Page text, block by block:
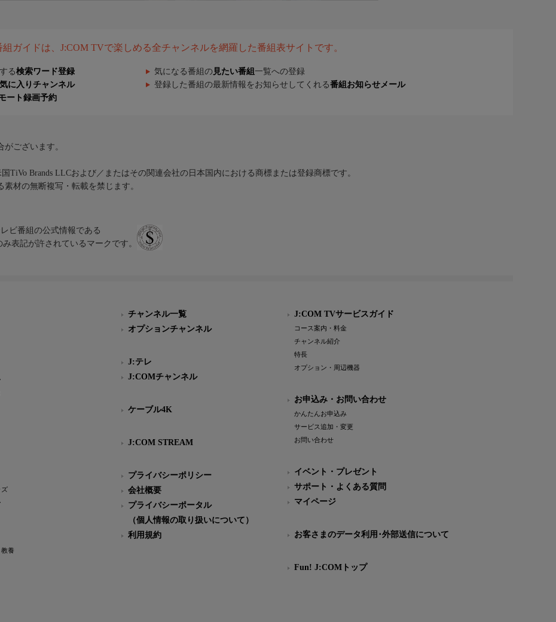
組ガイドは、J:COM TVで楽しめる全チャンネルを網羅した番組表サイトです。
る検索ワード登録 気になる番組の 見たい番組 一覧への登録
に入りチャンネル 登録した番組の最新情報をお知らせしてくれる番組お知らせメール
ート録画予約
ございます。
TiVo Brands LLCおよび／またはその関連会社の日本国内における商標または登録商標です。
材の無断複写・転載を禁じます。
ビ番組の公式情報である
表記が許されているマークです。
ズ
養
チャンネル一覧
オプションチャンネル
J:テレ
J:COMチャンネル
ケーブル4K
J:COM STREAM
プライバシーポリシー
会社概要
プライバシーポータル
（個人情報の取り扱いについて）
利用規約
J:COM TVサービスガイド
コース案内・料金
チャンネル紹介
特長
オプション・周辺機器
お申込み・お問い合わせ
かんたんお申込み
サービス追加・変更
お問い合わせ
イベント・プレゼント
サポート・よくある質問
マイページ
お客さまのデータ利用･外部送信について
Fun! J:COMトップ